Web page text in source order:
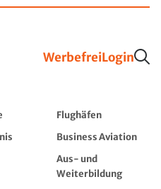
WerbefreiLogin
Flughäfen
Business Aviation
Aus- und
Weiterbildung